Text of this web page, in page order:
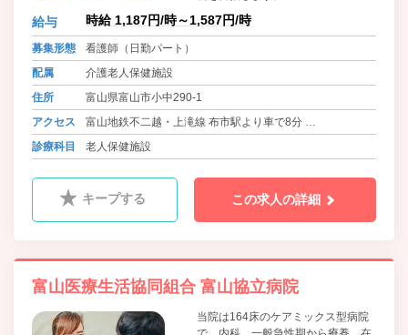
給与 時給 1,187円/時～1,587円/時
募集形態
看護師（日勤パート）
配属
介護老人保健施設
住所
富山県富山市小中290-1
アクセス
富山地鉄不二越・上滝線 布市駅より車で8分
バス 「小中」ﾊﾞｽ停下車 徒歩10分
診療科目 老人保健施設
キープする この求人の詳細
富山医療生活協同組合 富山協立病院
当院は164床のケアミックス型病院